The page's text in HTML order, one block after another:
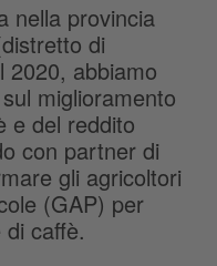
nella provincia
di
2020, abbiamo
miglioramento
e del reddito
con partner di
gli agricoltori
(GAP) per
caffè.